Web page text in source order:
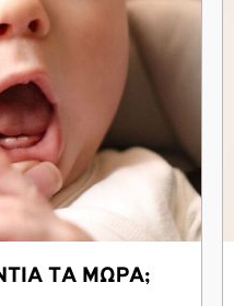
ΤΑ ΜΩΡΑ;